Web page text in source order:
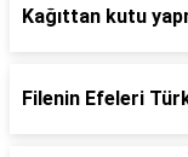
Kağıttan kutu
Filenin Efeleri